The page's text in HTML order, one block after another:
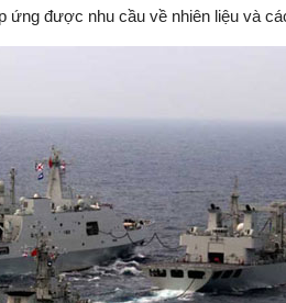
ứng được nhu cầu về nhiên liệu và